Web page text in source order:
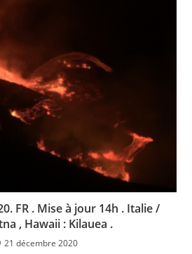
FR . Mise à jour 14h . Italie /
, Hawaii : Kilauea .
21 décembre 2020